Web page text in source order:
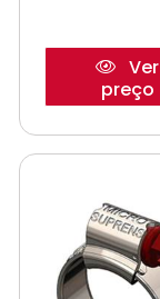
Ver
preço